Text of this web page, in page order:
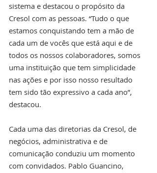
sistema e destacou o propósito da
Cresol com as pessoas. “Tudo o que
estamos conquistando tem a mão de
cada um de vocês que está aqui e de
todos os nossos colaboradores, somos
uma instituição que tem simplicidade
nas ações e por isso nosso resultado
tem sido tão expressivo a cada ano”,
destacou.
Cada uma das diretorias da Cresol, de
negócios, administrativa e de
comunicação conduziu um momento
com convidados. Pablo Guancino,